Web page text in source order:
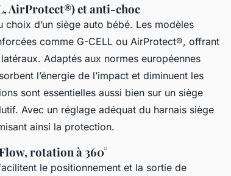
AirProtect®) et anti-choc
choix d’un siège auto bébé. Les modèles
comme G-CELL ou AirProtect®, offrant
Adaptés aux normes européennes
l’énergie de l’impact et diminuent les
sont essentielles aussi bien sur un siège
Avec un réglage adéquat du harnais siège
ainsi la protection.
rotation à 360°
le positionnement et la sortie de